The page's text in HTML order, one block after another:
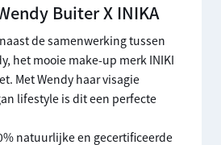
Buiter X INIKA
de samenwerking tussen
het mooie make-up merk INIKI
Met Wendy haar visagie
lifestyle is dit een perfecte
natuurlijke en gecertificeerde